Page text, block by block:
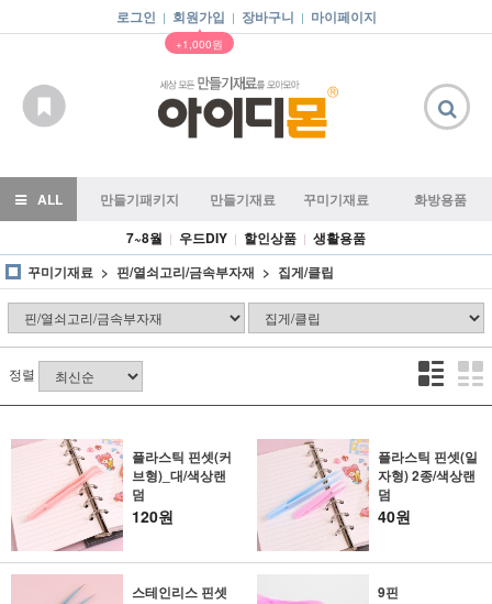
로그인 | 회원가입 |
▲
+1,000원
장바구니 | 마이페이지
ALL 만들기패키지 만들기재료 꾸미기재료
화방용품
7~8월 | 우드DIY | 할인상품 | 생활용품
꾸미기재료
핀/열쇠고리/금속부자재 집게/클립
정렬
플라스틱 핀셋(커
브형)_대/색상랜
덤
120원
플라스틱 핀셋(일
자형) 2종/색상랜
덤
40원
스테인리스 핀셋
9핀